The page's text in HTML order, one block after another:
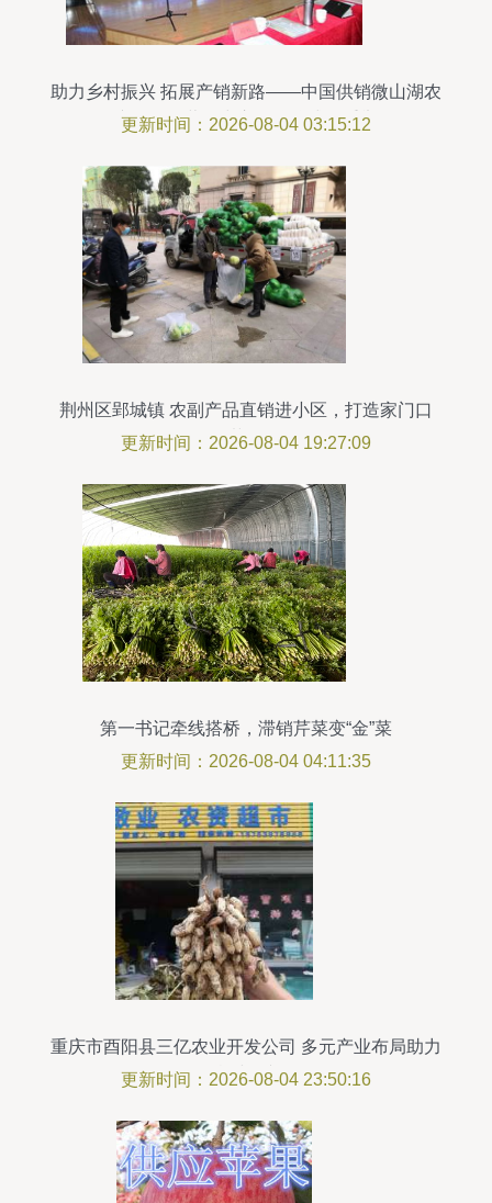
助力乡村振兴 拓展产销新路——中国供销微山湖农
副产品全国营销中心揭牌仪式隆重举行
更新时间：2026-08-04 03:15:12
荆州区郢城镇 农副产品直销进小区，打造家门口
的“菜篮子”
更新时间：2026-08-04 19:27:09
第一书记牵线搭桥，滞销芹菜变“金”菜
更新时间：2026-08-04 04:11:35
重庆市酉阳县三亿农业开发公司 多元产业布局助力
乡村振兴
更新时间：2026-08-04 23:50:16